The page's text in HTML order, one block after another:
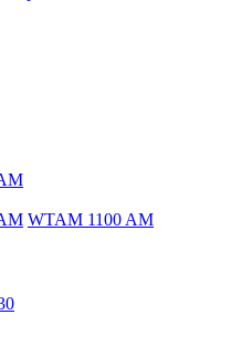
WTAM 1100 AM